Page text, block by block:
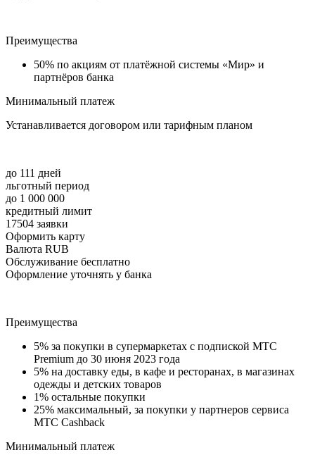
Преимущества
50% по акциям от платёжной системы «Мир» и
партнёров банка
Минимальный платеж
Устанавливается договором или тарифным планом
до 111 дней
льготный период
до 1 000 000
кредитный лимит
17504 заявки
Оформить карту
Валюта RUB
Обслуживание бесплатно
Оформление уточнять у банка
Преимущества
5% за покупки в супермаркетах с подпиской МТС
Premium до 30 июня 2023 года
5% на доставку еды, в кафе и ресторанах, в магазинах
одежды и детских товаров
1% остальные покупки
25% максимальный, за покупки у партнеров сервиса
МТС Cashback
Минимальный платеж